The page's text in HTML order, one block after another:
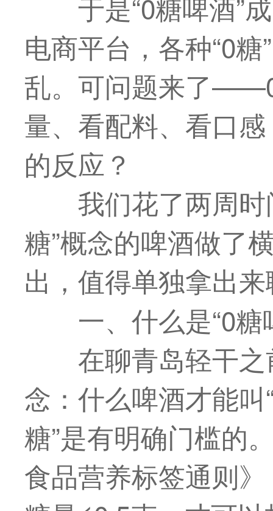
电商平台，各种“0糖
乱。可问题来了
量、看配料、看口
的反应？
我们花了两周
糖”概念的啤酒做了
出，值得单独拿出
一、什么是“0
在聊青岛轻干
念：什么啤酒才能叫
糖”是有明确门槛的
食品营养标签通则